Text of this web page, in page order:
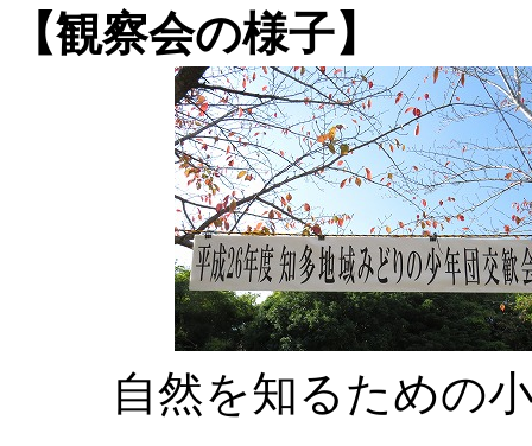
【観察会の様子】
自然を知るための